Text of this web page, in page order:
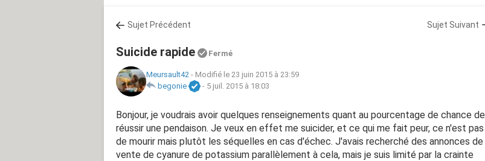
Sujet Précédent Sujet Suivant
Suicide rapide Fermé
Meursault42 - Modifié le 23 juin 2015 à 23:59
begonie
- 5 juil. 2015 à 18:03
Bonjour, je voudrais avoir quelques renseignements quant au pourcentage de chance de
réussir une pendaison. Je veux en effet me suicider, et ce qui me fait peur, ce n'est pas
de mourir mais plutôt les séquelles en cas d'échec. J'avais recherché des annonces de
vente de cyanure de potassium parallèlement à cela, mais je suis limité par la crainte